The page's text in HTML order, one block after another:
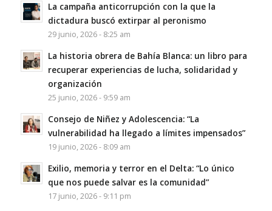
La campaña anticorrupción con la que la
dictadura buscó extirpar al peronismo
29 junio, 2026 - 8:25 am
La historia obrera de Bahía Blanca: un libro para
recuperar experiencias de lucha, solidaridad y
organización
25 junio, 2026 - 9:59 am
Consejo de Niñez y Adolescencia: “La
vulnerabilidad ha llegado a límites impensados”
19 junio, 2026 - 8:09 am
Exilio, memoria y terror en el Delta: “Lo único
que nos puede salvar es la comunidad”
17 junio, 2026 - 9:11 pm